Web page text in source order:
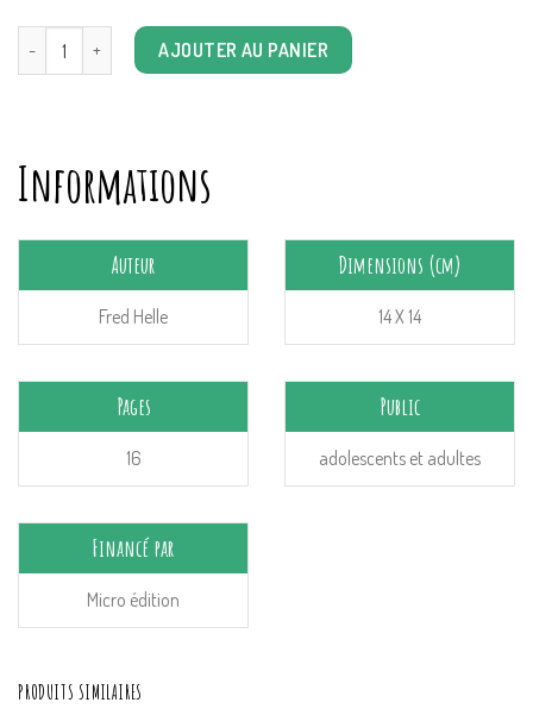
quantité de BN: Chut ! ou l'art sauvage d'être enfant
AJOUTER AU PANIER
Informations
Auteur
Fred Helle
Dimensions (cm)
14 X 14
Pages
16
Public
adolescents et adultes
Financé par
Micro édition
PRODUITS SIMILAIRES